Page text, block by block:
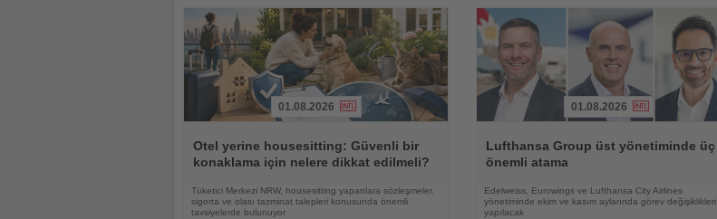
Oku
01.08.2026
Otel yerine housesitting: Güvenli bir
konaklama için nelere dikkat edilmeli?
Tüketici Merkezi NRW, housesitting yapanlara sözleşmeler,
sigorta ve olası tazminat talepleri konusunda önemli
tavsiyelerde bulunuyor
Oku
01.08.2026
Lufthansa Group üst yönetiminde üç
önemli atama
Edelweiss, Eurowings ve Lufthansa City Airlines
yönetiminde ekim ve kasım aylarında görev değişiklikleri
yapılacak